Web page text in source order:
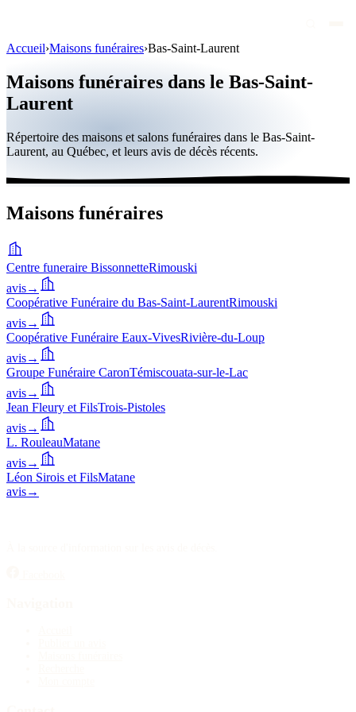
Personnalités publiques
Canada
International
Par région
Maisons funéraires
Éternea
Blog
Publier un avis
Recherche
Accueil›Maisons funéraires›Bas-Saint-Laurent
Maisons funéraires dans le Bas-Saint-
Laurent
Répertoire des maisons et salons funéraires dans le Bas-Saint-
Laurent, au Québec, et leurs avis de décès récents.
Maisons funéraires
Centre funeraire BissonnetteRimouski
avis→
Coopérative Funéraire du Bas-Saint-LaurentRimouski
avis→
Coopérative Funéraire Eaux-VivesRivière-du-Loup
avis→
Groupe Funéraire CaronTémiscouata-sur-le-Lac
avis→
Jean Fleury et FilsTrois-Pistoles
avis→
L. RouleauMatane
avis→
Léon Sirois et FilsMatane
avis→